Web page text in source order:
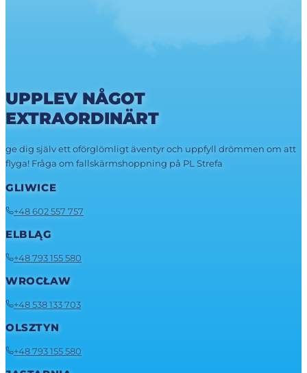
UPPLEV NÅGOT
EXTRAORDINÄRT
ge dig själv ett oförglömligt äventyr och uppfyll drömmen om att
flyga! Fråga om fallskärmshoppning på PL Strefa
GLIWICE
+48 602 557 757
ELBLĄG
+48 793 155 580
WROCŁAW
+48 538 133 703
OLSZTYN
+48 793 155 580